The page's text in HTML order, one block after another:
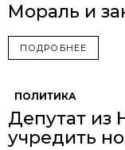
Мораль и
ПОДРОБНЕЕ
ПОЛИТИКА
Депутат из
учредить